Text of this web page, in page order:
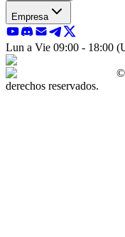
Empresa
Lun a Vie 09:00 - 18:00
derechos reservados.